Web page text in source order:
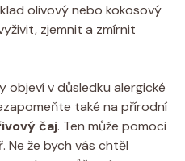
olivový nebo kokosový
zjemnit a zmírnit
objeví v důsledku alergické
také na přírodní
čaj. Ten může pomoci
Ne že bych vás chtěl